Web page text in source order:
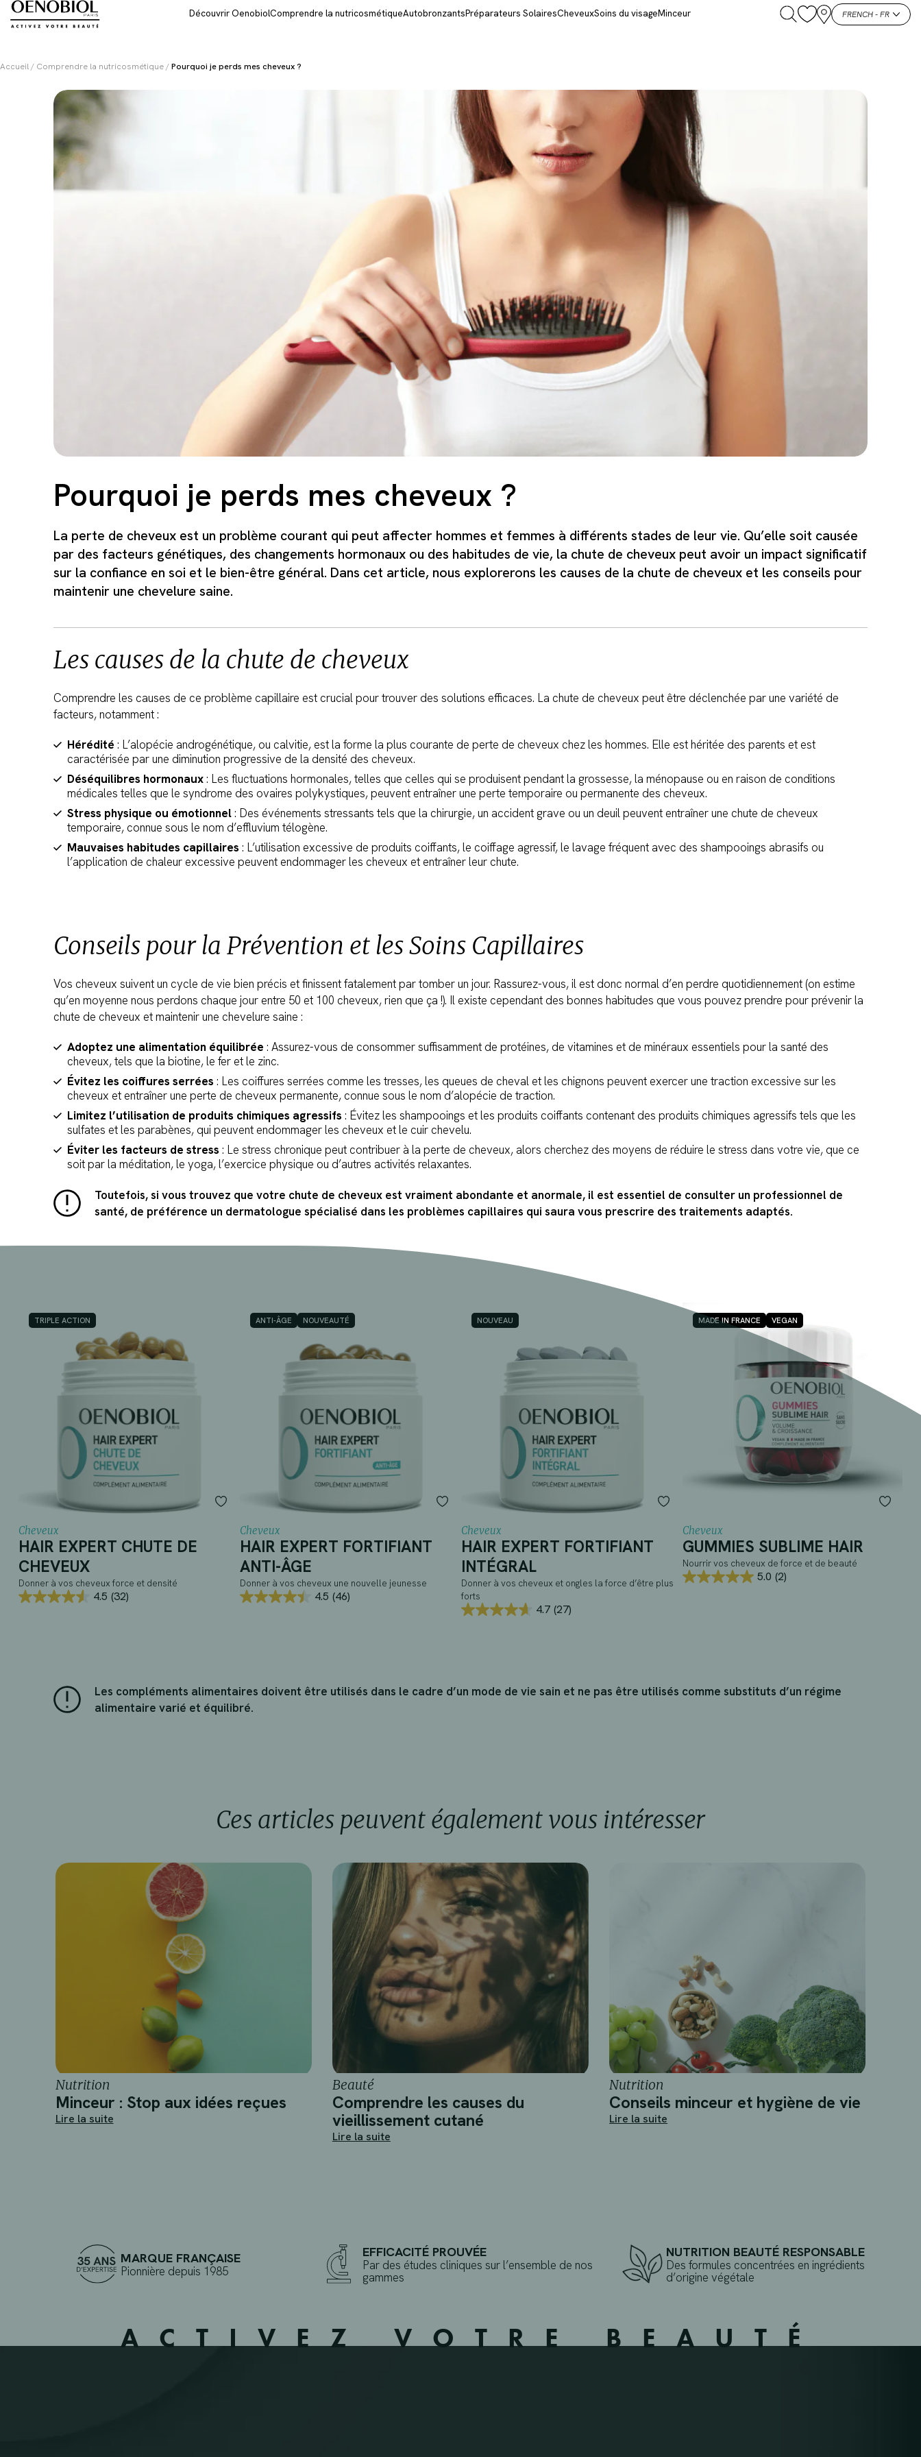
Skip
Découvrir OenobiolComprendre la nutricosmétiqueAutobronzantsPréparateurs SolairesCheveuxSoins du visageMinceur FRENCH - FR
Accueil/ Comprendre la nutricosmétique/Pourquoi je perds mes cheveux ?
Pourquoi je perds mes cheveux ?
La perte de cheveux est un problème courant qui peut affecter hommes et femmes à différents stades de leur vie. Qu’elle soit causée
par des facteurs génétiques, des changements hormonaux ou des habitudes de vie, la chute de cheveux peut avoir un impact significatif
sur la confiance en soi et le bien-être général. Dans cet article, nous explorerons les causes de la chute de cheveux et les conseils pour
maintenir une chevelure saine.
Les causes de la chute de cheveux
Comprendre les causes de ce problème capillaire est crucial pour trouver des solutions efficaces. La chute de cheveux peut être déclenchée par une variété de
facteurs, notamment :
Hérédité : L’alopécie androgénétique, ou calvitie, est la forme la plus courante de perte de cheveux chez les hommes. Elle est héritée des parents et est
caractérisée par une diminution progressive de la densité des cheveux.
Déséquilibres hormonaux: Les fluctuations hormonales, telles que celles qui se produisent pendant la grossesse, la ménopause ou en raison de conditions
médicales telles que le syndrome des ovaires polykystiques, peuvent entraîner une perte temporaire ou permanente des cheveux.
Stress physique ou émotionnel: Des événements stressants tels que la chirurgie, un accident grave ou un deuil peuvent entraîner une chute de cheveux
temporaire, connue sous le nom d’effluvium télogène.
Mauvaises habitudes capillaires : L’utilisation excessive de produits coiffants, le coiffage agressif, le lavage fréquent avec des shampooings abrasifs ou
l’application de chaleur excessive peuvent endommager les cheveux et entraîner leur chute.
Conseils pour la Prévention et les Soins Capillaires
Vos cheveux suivent un cycle de vie bien précis et finissent fatalement par tomber un jour. Rassurez-vous, il est donc normal d’en perdre quotidiennement (on estime
qu’en moyenne nous perdons chaque jour entre 50 et 100 cheveux, rien que ça !). Il existe cependant des bonnes habitudes que vous pouvez prendre pour prévenir la
chute de cheveux et maintenir une chevelure saine :
Adoptez une alimentation équilibrée : Assurez-vous de consommer suffisamment de protéines, de vitamines et de minéraux essentiels pour la santé des
cheveux, tels que la biotine, le fer et le zinc.
Évitez les coiffures serrées : Les coiffures serrées comme les tresses, les queues de cheval et les chignons peuvent exercer une traction excessive sur les
cheveux et entraîner une perte de cheveux permanente, connue sous le nom d’alopécie de traction.
Limitez l’utilisation de produits chimiques agressifs : Évitez les shampooings et les produits coiffants contenant des produits chimiques agressifs tels que les
sulfates et les parabènes, qui peuvent endommager les cheveux et le cuir chevelu.
Éviter les facteurs de stress : Le stress chronique peut contribuer à la perte de cheveux, alors cherchez des moyens de réduire le stress dans votre vie, que ce
soit par la méditation, le yoga, l’exercice physique ou d’autres activités relaxantes.
Toutefois, si vous trouvez que votre chute de cheveux est vraiment abondante et anormale, il est essentiel de consulter un professionnel de
santé, de préférence un dermatologue spécialisé dans les problèmes capillaires qui saura vous prescrire des traitements adaptés.
TRIPLE ACTION
Cheveux
HAIR EXPERT CHUTE DE
CHEVEUX
Donner à vos cheveux force et densité
4.5 (32)
4.5
ANTI-ÂGE NOUVEAUTÉ
Cheveux
HAIR EXPERT FORTIFIANT
ANTI-ÂGE
Donner à vos cheveux une nouvelle jeunesse
4.5 (46)
4.5
NOUVEAU
Cheveux
HAIR EXPERT FORTIFIANT
INTÉGRAL
Donner à vos cheveux et ongles la force d’être plus
forts
4.7 (27)
4.7
avis
MADE IN FRANCE VEGAN
Cheveux
GUMMIES SUBLIME HAIR
Nourrir vos cheveux de force et de beauté
5.0 (2)
5.0
Les compléments alimentaires doivent être utilisés dans le cadre d’un mode de vie sain et ne pas être utilisés comme substituts d’un régime
alimentaire varié et équilibré.
Ces articles peuvent également vous intéresser
Nutrition
Minceur : Stop aux idées reçues
Lire la suite
Beauté
Comprendre les causes du
vieillissement cutané
Lire la suite
Nutrition
Conseils minceur et hygiène de vie
Lire la suite
MARQUE FRANÇAISE
Pionnière depuis 1985
EFFICACITÉ PROUVÉE
Par des études cliniques sur l’ensemble de nos
gammes
NUTRITION BEAUTÉ RESPONSABLE
Des formules concentrées en ingrédients
d’origine végétale
ACTIVEZ VOTRE BEAUTÉ